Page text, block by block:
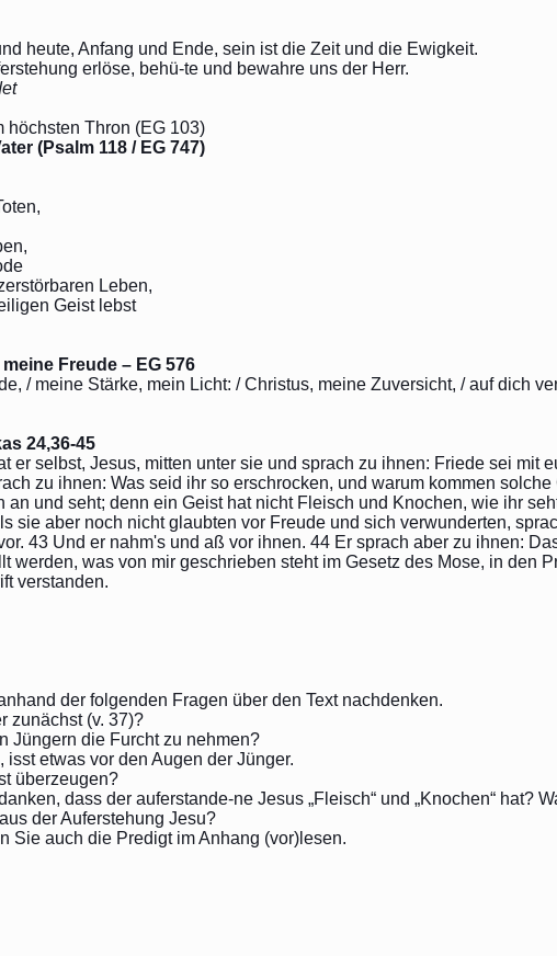
heute, Anfang und Ende, sein ist die Zeit und die Ewigkeit.
erlöse, behü-te und bewahre uns der Herr.
höchsten Thron (EG 103)
(Psalm 118 / EG 747)
Leben,
Geist lebst
Freude – EG 576
/ meine Stärke, mein Licht: / Christus, meine Zuversicht, / auf dich
24,36-45
er selbst, Jesus, mitten unter sie und sprach zu ihnen: Friede sei mit
zu ihnen: Was seid ihr so erschrocken, und warum kommen
an und seht; denn ein Geist hat nicht Fleisch und Knochen, wie ihr
sie aber noch nicht glaubten vor Freude und sich verwunderten,
43 Und er nahm's und aß vor ihnen. 44 Er sprach aber zu ihnen:
werden, was von mir geschrieben steht im Gesetz des Mose, in den
verstanden.
der folgenden Fragen über den Text nachdenken.
zunächst (v. 37)?
Jüngern die Furcht zu nehmen?
etwas vor den Augen der Jünger.
überzeugen?
dass der auferstande-ne Jesus „Fleisch“ und „Knochen“ hat?
der Auferstehung Jesu?
Sie auch die Predigt im Anhang (vor)lesen.